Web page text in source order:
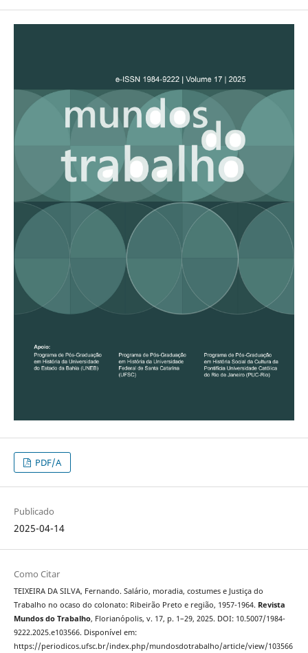
PDF/A
Publicado
2025-04-14
Como Citar
TEIXEIRA DA SILVA, Fernando. Salário, moradia, costumes e Justiça do
Trabalho no ocaso do colonato: Ribeirão Preto e região, 1957-1964. Revista
Mundos do Trabalho, Florianópolis, v. 17, p. 1–29, 2025. DOI: 10.5007/1984-
9222.2025.e103566. Disponível em:
https://periodicos.ufsc.br/index.php/mundosdotrabalho/article/view/103566